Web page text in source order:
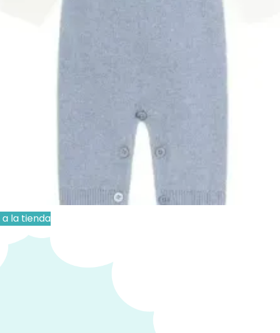
IVA Incluido
personalizados se hacen bajo pedido, verifica
La personalización no esta incluida en el precio.
la tienda